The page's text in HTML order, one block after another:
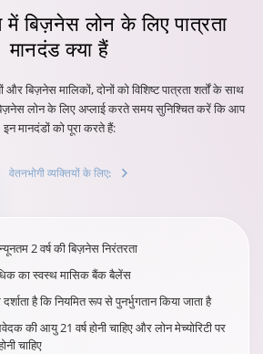
में बिज़नेस लोन के लिए पात्रता
मानदंड क्या हैं
और बिज़नेस मालिकों, दोनों को विशिष्ट पात्रता शर्तों के साथ
लोन के लिए अप्लाई करते समय सुनिश्चित करें कि आप
इन मानदंडों को पूरा करते हैं:
वेतनभोगी व्यक्तियों के लिए:
2 वर्ष की बिज़नेस निरंतरता
का स्वस्थ मासिक बैंक बैलेंस
है कि नियमित रूप से पुनर्भुगतान किया जाता है
की आयु 21 वर्ष होनी चाहिए और लोन मेच्योरिटी पर
चाहिए